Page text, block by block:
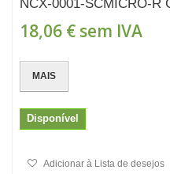
NCX-0001-SCMICRO-R
18,06 € sem IVA
MAIS
Disponível
Adicionar à Lista de desejos